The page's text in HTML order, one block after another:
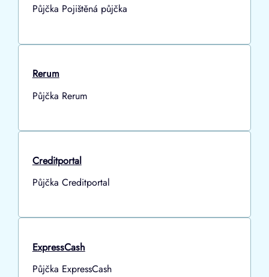
Půjčka Pojištěná půjčka
Rerum
Půjčka Rerum
Creditportal
Půjčka Creditportal
ExpressCash
Půjčka ExpressCash